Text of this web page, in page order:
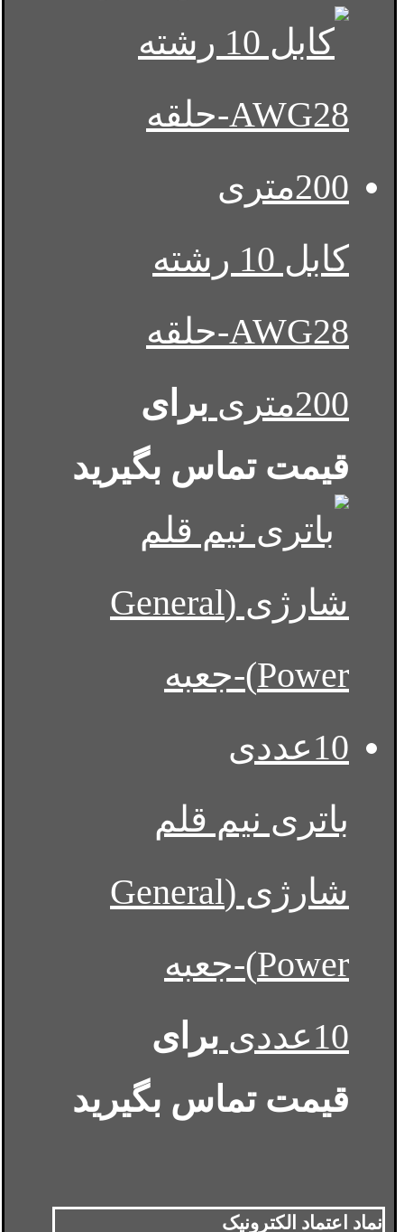
کابل 10 رشته
AWG28-حلقه
200متری
برای
قیمت تماس بگیرید
باتری نیم قلم
شارژی (General
Power)-جعبه
10عددی
برای
قیمت تماس بگیرید
نماد اعتماد الکترونیک